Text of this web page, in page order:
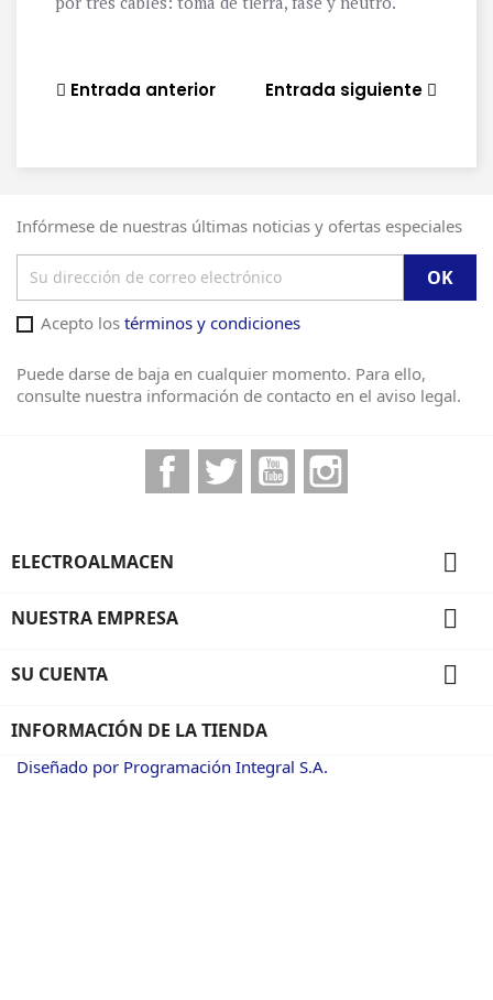
Entrada anterior Entrada siguiente
Infórmese de nuestras últimas noticias y ofertas especiales
Acepto los términos y condiciones
Puede darse de baja en cualquier momento. Para ello,
consulte nuestra información de contacto en el aviso legal.
FacebookTwitter YouTube
ELECTROALMACEN 
NUESTRA EMPRESA 
SU CUENTA 
INFORMACIÓN DE LA TIENDA
Diseñado por Programación Integral S.A.